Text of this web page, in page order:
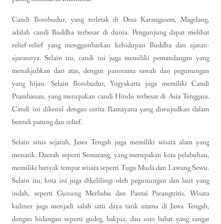
Candi Borobudur, yang terletak di Desa Karangasem, Magelang,
adalah candi Buddha terbesar di dunia. Pengunjung dapat melihat
relief-relief yang menggambarkan kehidupan Buddha dan ajaran-
ajarannya. Selain itu, candi ini juga memiliki pemandangan yang
menakjubkan dari atas, dengan panorama sawah dan pegunungan
yang hijau. Selain Borobudur, Yogyakarta juga memiliki Candi
Prambanan, yang merupakan candi Hindu terbesar di Asia Tenggara.
Candi ini dikenal dengan cerita Ramayana yang diwujudkan dalam
bentuk patung dan relief.
Selain situs sejarah, Jawa Tengah juga memiliki wisata alam yang
menarik. Daerah seperti Semarang, yang merupakan kota pelabuhan,
memiliki banyak tempat wisata seperti Tugu Muda dan Lawang Sewu.
Selain itu, kota ini juga dikelilingi oleh pegunungan dan laut yang
indah, seperti Gunung Merbabu dan Pantai Parangtritis. Wisata
kuliner juga menjadi salah satu daya tarik utama di Jawa Tengah,
dengan hidangan seperti gudeg, bakpia, dan soto babat yang sangat